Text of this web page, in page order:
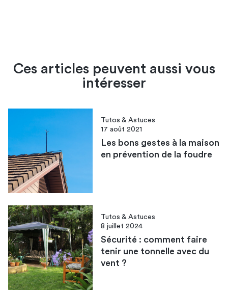
Ces articles peuvent aussi vous
intéresser
Tutos & Astuces
17 août 2021
Les bons gestes à la maison
en prévention de la foudre
Tutos & Astuces
8 juillet 2024
Sécurité : comment faire
tenir une tonnelle avec du
vent ?